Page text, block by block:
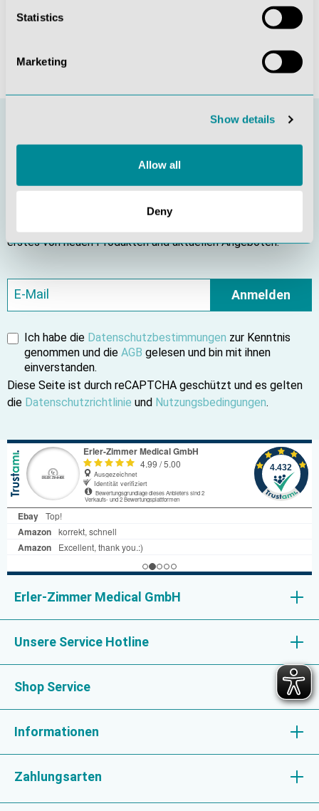
Statistics
Marketing
Show details
Allow all
Deny
Absenden
Bleiben Sie informiert
erstes von neuen Produkten und aktuellen Angeboten.
Anmelden
Ich habe die Datenschutzbestimmungen zur Kenntnis
genommen und die AGB gelesen und bin mit ihnen
einverstanden.
Diese Seite ist durch reCAPTCHA geschützt und es gelten
die Datenschutzrichtlinie und Nutzungsbedingungen.
Erler-Zimmer Medical GmbH
Unsere Service Hotline
Shop Service
Informationen
Zahlungsarten